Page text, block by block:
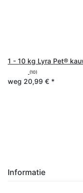
1 - 10 kg Lyra Pet®
(10)
weg 20,99 € *
Informatie